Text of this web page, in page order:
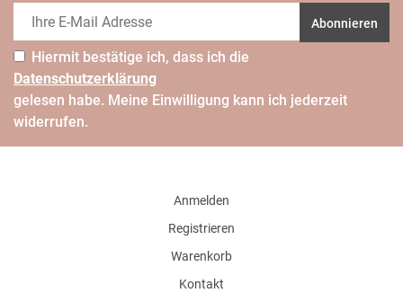
Abonnieren
Hiermit bestätige ich, dass ich die
Daten­schutz­erklärung
gelesen habe. Meine Einwilligung kann ich jederzeit
widerrufen.
Anmelden
Registrieren
Warenkorb
Kontakt